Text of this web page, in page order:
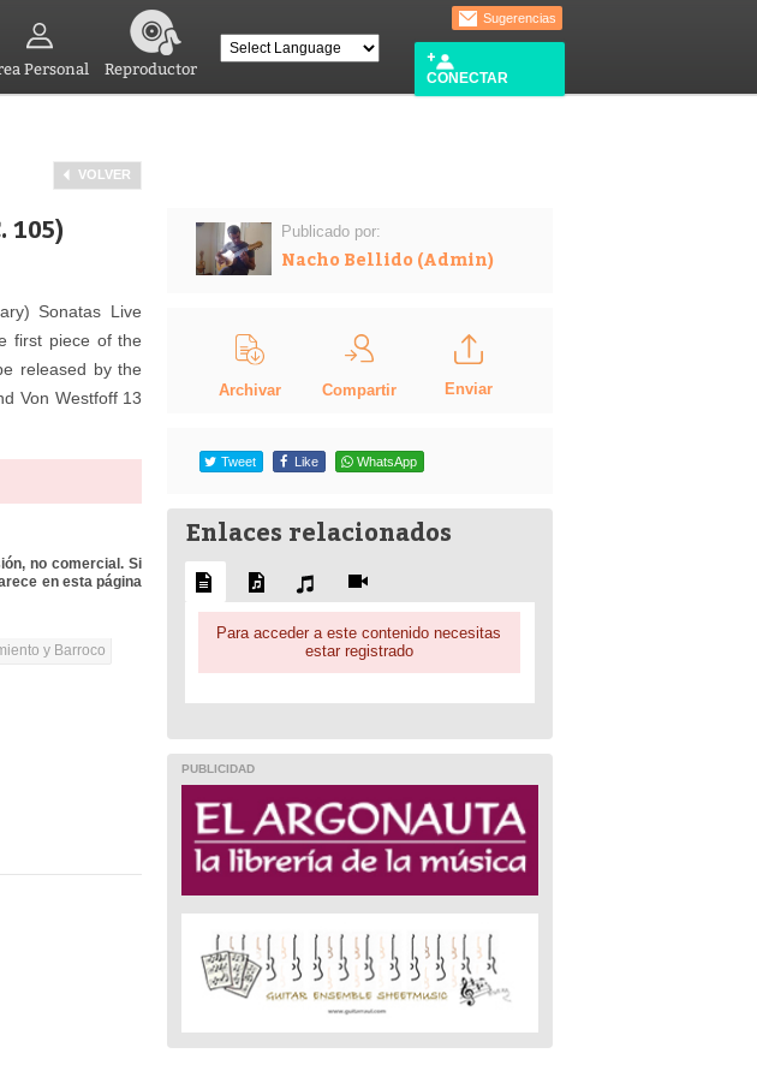
Personal Reproductor
Sugerencias
CONECTAR
VOLVER
105)
Sonatas Live
first piece of the
released by the
Von Westfoff 13
no comercial. Si
en esta página
y Barroco
Publicado por:
Nacho Bellido (Admin)
Archivar Compartir Enviar
Tweet Like WhatsApp
Enlaces relacionados
Para acceder a este contenido necesitas
estar registrado
PUBLICIDAD